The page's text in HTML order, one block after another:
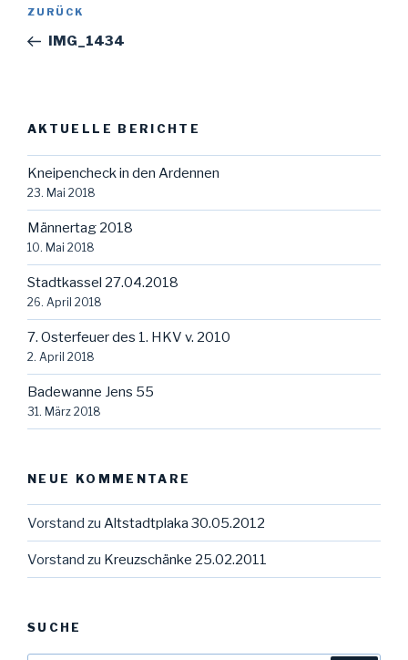
Vorheriger
Beitrag
ZURÜCK
IMG_1434
AKTUELLE BERICHTE
Kneipencheck in den Ardennen
23. Mai 2018
Männertag 2018
10. Mai 2018
Stadtkassel 27.04.2018
26. April 2018
7. Osterfeuer des 1. HKV v. 2010
2. April 2018
Badewanne Jens 55
31. März 2018
NEUE KOMMENTARE
Vorstand zu Altstadtplaka 30.05.2012
Vorstand zu Kreuzschänke 25.02.2011
SUCHE